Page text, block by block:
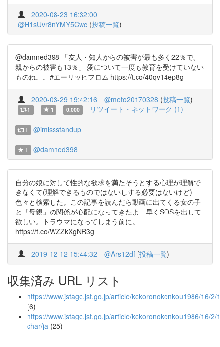
2020-08-23 16:32:00
@H1sUvr8nYMY5Cwc (投稿一覧)
@damned398 「友人・知人からの被害が最も多く22％で、
親からの被害も13％」 愛について一度も教育を受けていない
ものね。。#エーリッヒフロム https://t.co/40qv14ep8g
2020-03-29 19:42:16 @meto20170328 (投稿一覧)
1 1 0.000 リツイート・ネットワーク (1)
1 @imissstandup
1 @damned398
自分の娘に対して性的な欲求を満たそうとする心理が理解で
きなくて(理解できるものではないしする必要はないけど)
色々と検索した。この記事を読んだら動画に出てくる女の子
と「母親」の関係が心配になってきたよ…早くSOSを出して
欲しい。トラウマになってしまう前に。
https://t.co/WZZkXgNR3g
2019-12-12 15:44:32 @Ars12df (投稿一覧)
収集済み URL リスト
https://www.jstage.jst.go.jp/article/kokoronokenkou1986/16/2/
(6)
https://www.jstage.jst.go.jp/article/kokoronokenkou1986/16/2/
char/ja (25)